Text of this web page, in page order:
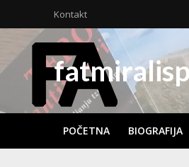
Kontakt
POČETNA BIOGRAFIJA